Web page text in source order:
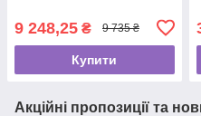
9 248,25 ₴ 9 735 ₴
Купити
Акційні пропозиції та